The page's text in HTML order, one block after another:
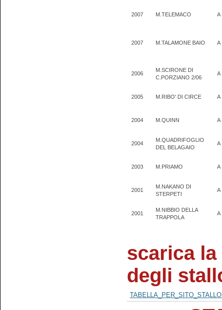
2007 M.TELEMACO A
2007 M.TALAMONE BAIO A
2006
M.SCIRONE DI
C.PORZIANO 2/06
A
2005 M.RIBO' DI CIRCE A
2004 M.QUINN A
2004
M.QUADRIFOGLIO
DEL BELAGAIO
A
2003 M.PRIAMO A
2001
M.NAKANO DI
STERPETI
A
2001
M.NIBBIO DELLA
TRAPPOLA
A
scarica
degli